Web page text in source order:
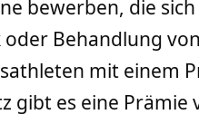
bewerben, die
Behandlung
mit einem
gibt es eine Prämie